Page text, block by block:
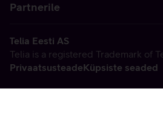
Partnerile
Telia Eesti AS
Telia is a registered Trademark of
PrivaatsusteadeKüpsiste seaded